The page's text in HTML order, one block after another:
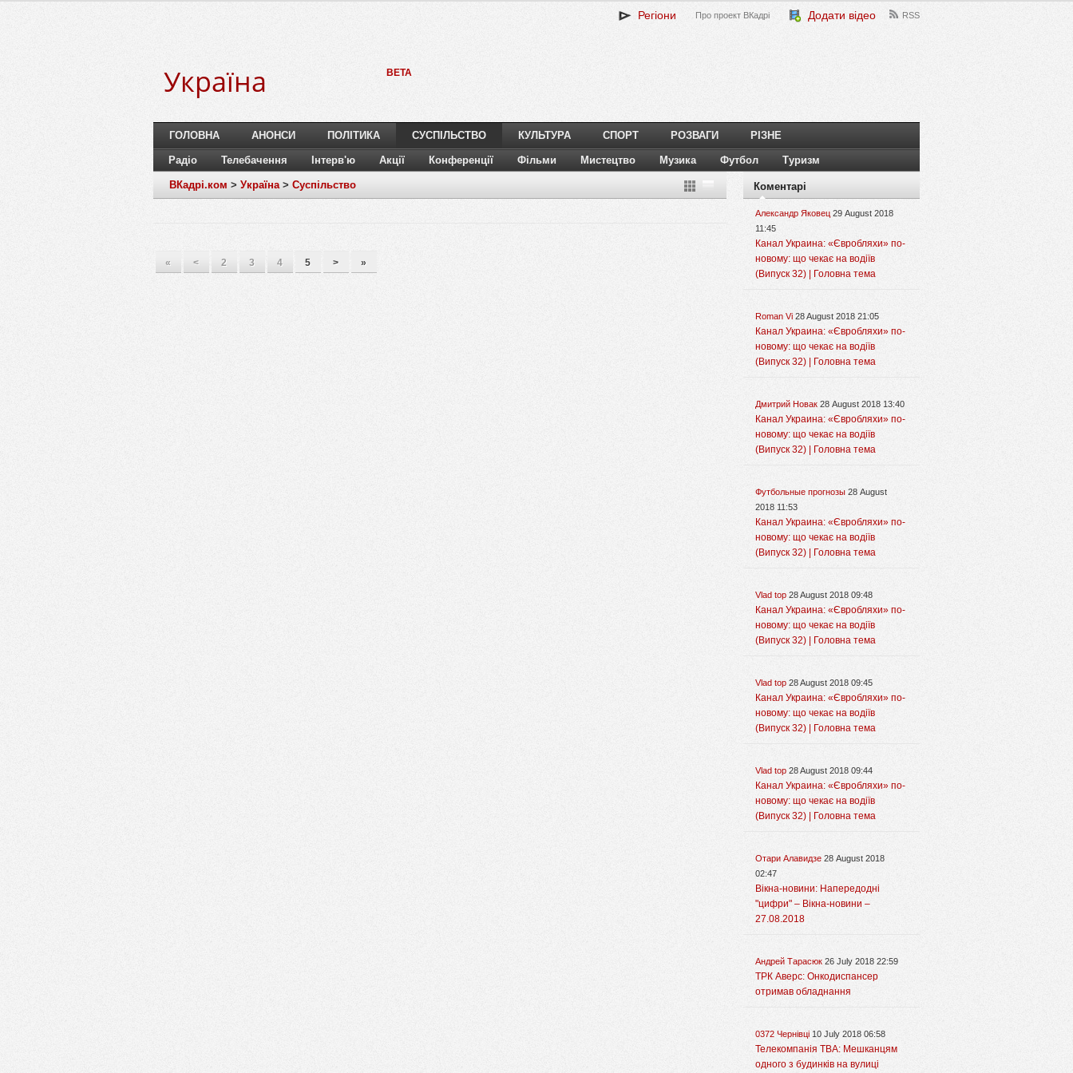
Регіони Про проект ВКадрі Додати відео RSS
Україна BETA
ГОЛОВНА АНОНСИ ПОЛІТИКА СУСПІЛЬСТВО КУЛЬТУРА СПОРТ РОЗВАГИ РІЗНЕ
Радіо Телебачення Інтерв'ю Акції Конференції Фільми Мистецтво Музика Футбол Туризм
ВКадрі.ком > Україна> Суспільство
« < 2 3 4 5 > »
Коментарі
Александр Яковец 29 August 2018
11:45
Канал Украина: «Євробляхи» по-
новому: що чекає на водіїв
(Випуск 32) | Головна тема
Roman Vi 28 August 2018 21:05
Канал Украина: «Євробляхи» по-
новому: що чекає на водіїв
(Випуск 32) | Головна тема
Дмитрий Новак 28 August 2018 13:40
Канал Украина: «Євробляхи» по-
новому: що чекає на водіїв
(Випуск 32) | Головна тема
Футбольные прогнозы 28 August
2018 11:53
Канал Украина: «Євробляхи» по-
новому: що чекає на водіїв
(Випуск 32) | Головна тема
Vlad top 28 August 2018 09:48
Канал Украина: «Євробляхи» по-
новому: що чекає на водіїв
(Випуск 32) | Головна тема
Vlad top 28 August 2018 09:45
Канал Украина: «Євробляхи» по-
новому: що чекає на водіїв
(Випуск 32) | Головна тема
Vlad top 28 August 2018 09:44
Канал Украина: «Євробляхи» по-
новому: що чекає на водіїв
(Випуск 32) | Головна тема
Отари Алавидзе 28 August 2018
02:47
Вікна-новини: Напередодні
"цифри" – Вікна-новини –
27.08.2018
Андрей Тарасюк 26 July 2018 22:59
ТРК Аверс: Онкодиспансер
отримав обладнання
0372 Чернівці 10 July 2018 06:58
Телекомпанія ТВА: Мешканцям
одного з будинків на вулиці